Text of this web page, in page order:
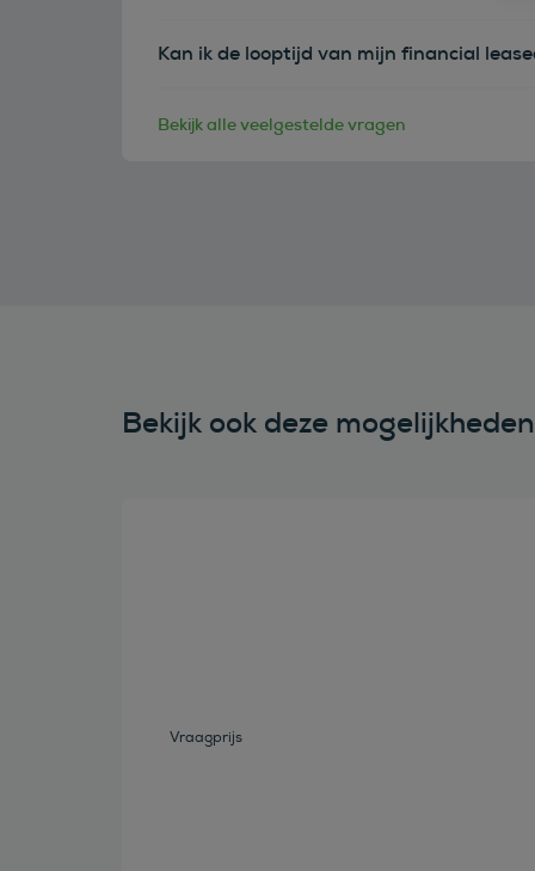
Kan ik de looptijd van mijn financial
Bekijk alle veelgestelde vragen
Bekijk ook deze
Vraagprijs